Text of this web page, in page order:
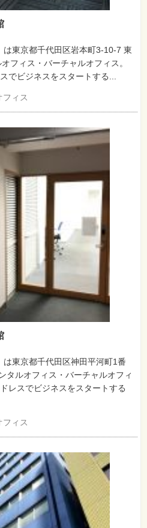
は東京都千代田区岩本町3-10-7 東
フィス・バーチャルオフィス。
でビジネスをスタートする...
フィス
は東京都千代田区神田平河町1番
ルオフィス・バーチャルオフィ
レスでビジネスをスタートする
フィス